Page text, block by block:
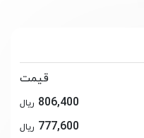
قیمت
806,400 ریال
777,600 ریال